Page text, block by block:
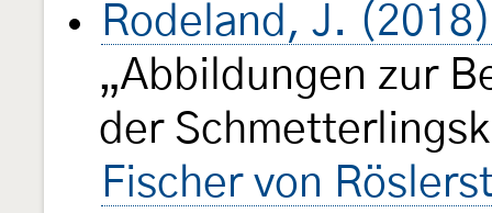
Rodeland, J. (2018)
„Abbildungen zur
der
Fischer von